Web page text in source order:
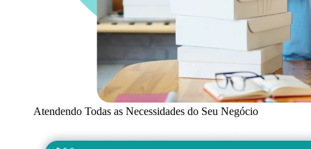
Atendendo Todas as Necessidades do Seu Negócio